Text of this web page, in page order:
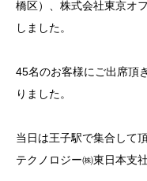
橋区）、株式会社東京オ
しました。
45名のお客様にご出席頂
りました。
当日は王子駅で集合して
テクノロジー㈱東日本支